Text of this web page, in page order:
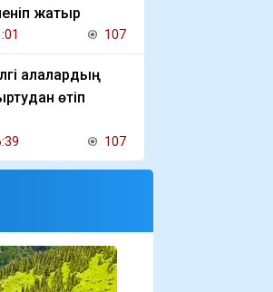
жатыр
107
қалалардың
өтіп
107